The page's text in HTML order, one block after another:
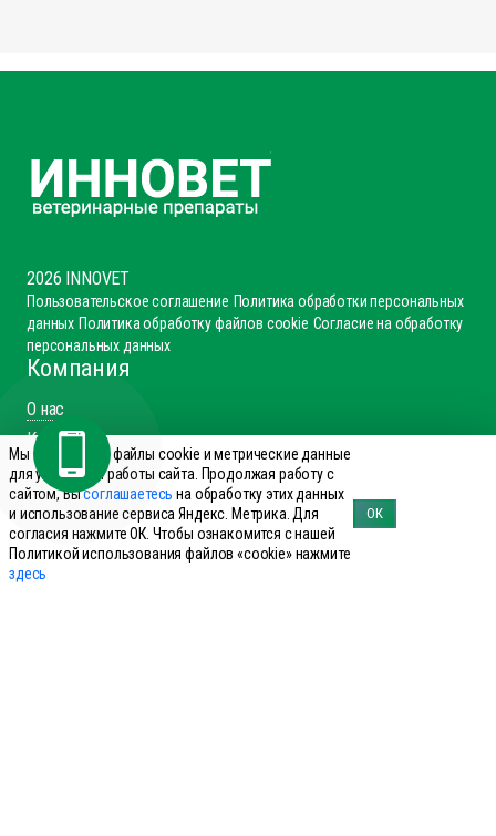
2026 INNOVET
Пользовательское соглашение Политика обработки персональных
данных Политика обработку файлов cookie Согласие на обработку
персональных данных
Компания
О нас
Каталог
Доставка и оплата
Отзывы о работе с компанией ИнноВет
Вакансии
Контакты
Каталог
Мы используем файлы cookie и метрические данные
для улучшения работы сайта. Продолжая работу с
сайтом, Высоглашаетесь на обработку этих данных
и использование сервиса Яндекс. Метрика. Для
согласия нажмите ОК. Чтобы ознакомится с нашей
Политикой использования файлов «cookie» нажмите
здесь
ОК